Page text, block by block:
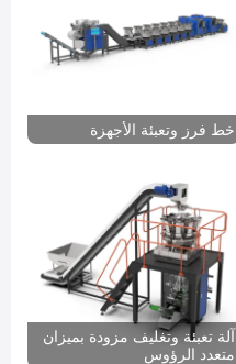
خط فرز وتعبئة الأجهزة
آلة تعبئة وتغليف مزودة بميزان
متعدد الرؤوس